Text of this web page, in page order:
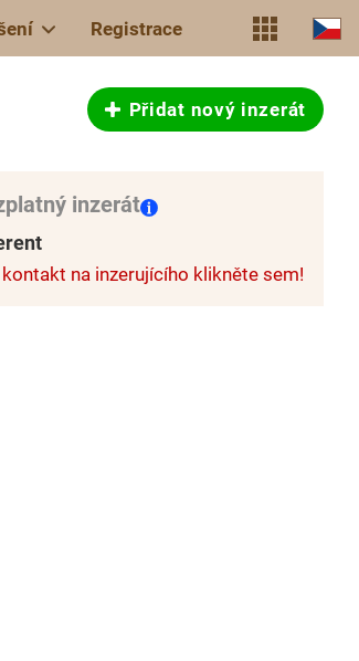
Registrace
Přidat nový inzerát
inzerát
na inzerujícího klikněte sem!